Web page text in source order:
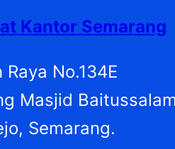
Kantor Semarang
Raya No.134E
Masjid
Semarang.